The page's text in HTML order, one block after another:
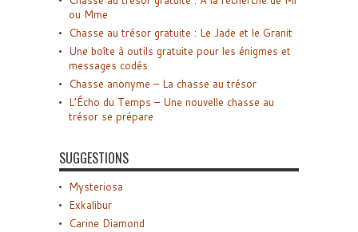
ou Mme
Chasse au trésor gratuite : Le Jade et le Granit
Une boîte à outils gratuite pour les énigmes et
messages codés
Chasse anonyme – La chasse au trésor
L’Écho du Temps – Une nouvelle chasse au
trésor se prépare
SUGGESTIONS
Mysteriosa
Exkalibur
Carine Diamond